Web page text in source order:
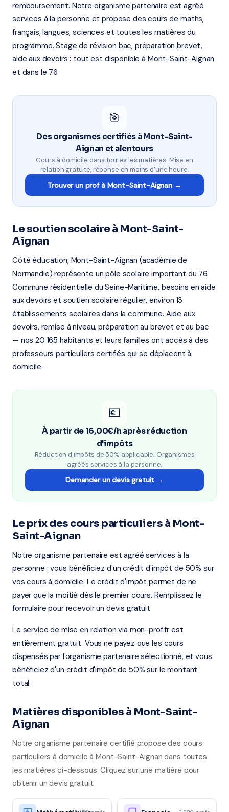
remboursement. Notre organisme partenaire est agréé
services à la personne et propose des cours de maths,
français, langues, sciences et toutes les matières du
programme. Stage de révision bac, préparation brevet,
aide aux devoirs : tout est disponible à Mont-Saint-Aignan
et dans le 76.
🎯
Des organismes certifiés à Mont-Saint-
Aignan et alentours
Cours à domicile dans toutes les matières. Mise en
relation gratuite, réponse en moins d'une heure.
Trouver un prof à Mont-Saint-Aignan →
Le soutien scolaire à Mont-Saint-
Aignan
Côté éducation, Mont-Saint-Aignan (académie de
Normandie) représente un pôle scolaire important du 76.
Commune résidentielle du Seine-Maritime, besoins en aide
aux devoirs et soutien scolaire régulier, environ 13
établissements scolaires dans la commune. Aide aux
devoirs, remise à niveau, préparation au brevet et au bac
— nos 20 165 habitants et leurs familles ont accès à des
professeurs particuliers certifiés qui se déplacent à
domicile.
💶
À partir de 16,00€/h après réduction
d'impôts
Réduction d'impôts de 50% applicable. Organismes
agréés services à la personne.
Demander un devis gratuit →
Le prix des cours particuliers à Mont-
Saint-Aignan
Notre organisme partenaire est agréé services à la
personne : vous bénéficiez d'un crédit d'impôt de 50% sur
vos cours à domicile. Le crédit d'impôt permet de ne
payer que la moitié dès le premier cours. Remplissez le
formulaire pour recevoir un devis gratuit.
Le service de mise en relation via mon-prof.fr est
entièrement gratuit. Vous ne payez que les cours
dispensés par l'organisme partenaire sélectionné, et vous
bénéficiez d'un crédit d'impôt de 50% sur le montant
total.
Matières disponibles à Mont-Saint-
Aignan
Notre organisme partenaire certifié propose des cours
particuliers à domicile à Mont-Saint-Aignan dans toutes
les matières ci-dessous. Cliquez sur une matière pour
obtenir un devis gratuit.